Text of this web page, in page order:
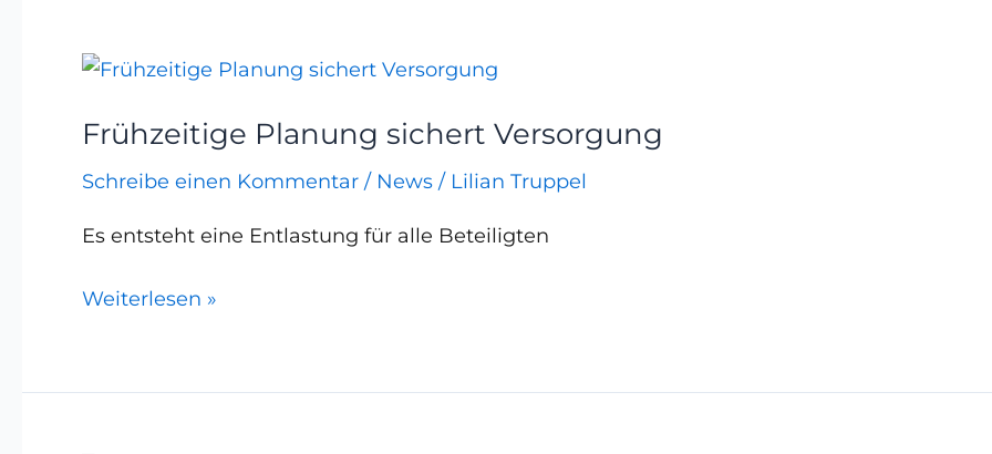
Frühzeitige Planung sichert Versorgung
Schreibe einen Kommentar / News / Lilian Truppel
Es entsteht eine Entlastung für alle Beteiligten
Frühzeitige
sichert
Weiterlesen »